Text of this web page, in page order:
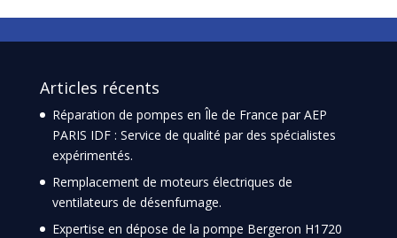
Articles récents
Réparation de pompes en Île de France par AEP
PARIS IDF : Service de qualité par des spécialistes
expérimentés.
Remplacement de moteurs électriques de
ventilateurs de désenfumage.
Expertise en dépose de la pompe Bergeron H1720